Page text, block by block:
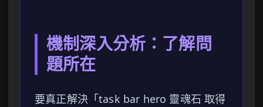
機制深入分析：了解問
題所在
要真正解決「task bar hero 靈魂石 取得